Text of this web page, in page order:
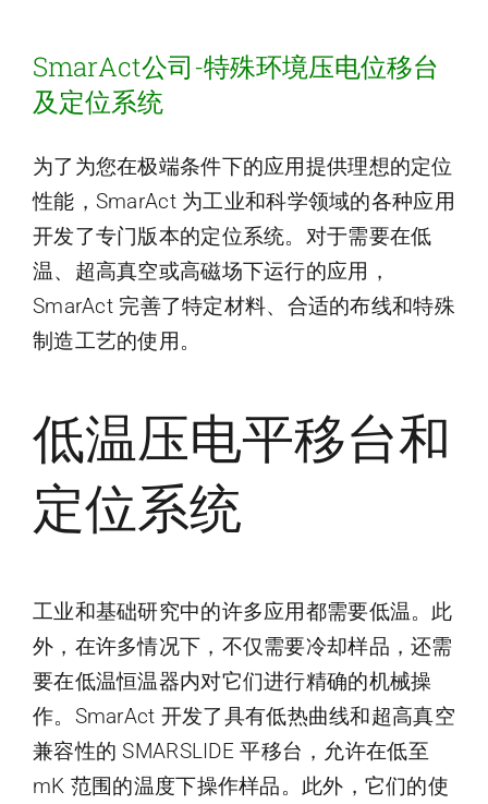
SmarAct公司-特殊环境压电位移台
及定位系统
为了为您在极端条件下的应用提供理想的定位
性能，SmarAct 为工业和科学领域的各种应用
开发了专门版本的定位系统。对于需要在低
温、超高真空或高磁场下运行的应用，
SmarAct 完善了特定材料、合适的布线和特殊
制造工艺的使用。
低温压电平移台和
定位系统
工业和基础研究中的许多应用都需要低温。此
外，在许多情况下，不仅需要冷却样品，还需
要在低温恒温器内对它们进行精确的机械操
作。SmarAct 开发了具有低热曲线和超高真空
兼容性的 SMARSLIDE 平移台，允许在低至
mK 范围的温度下操作样品。此外，它们的使